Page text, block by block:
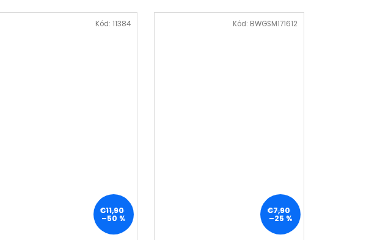
€11,90
–50 %
Kód: 11384
€7,90
–25 %
Kód: BWGSM171612